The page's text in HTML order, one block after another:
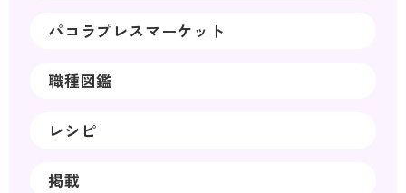
パコラプレスマーケット
職種図鑑
レシピ
掲載